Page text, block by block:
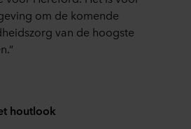
om de komende
zorg van de hoogste
.”
houtlook